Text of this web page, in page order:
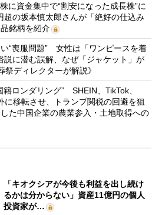
に資金集中で“割安になった成長株”に
の坂本慎太郎さんが「絶好の仕込み
銘柄を紹介
“喪服問題” 女性は「ワンピースを着
説に潜む誤解、なぜ「ジャケット」が
ディレクターが解説》
籍ロンダリング” SHEIN、TikTok、
移転させ、トランプ関税の回避を狙
た中国企業の農業参入・土地取得への
「キオクシアが今後も利益を出し続け
るかは分からない」資産11億円の個人
投資家が…